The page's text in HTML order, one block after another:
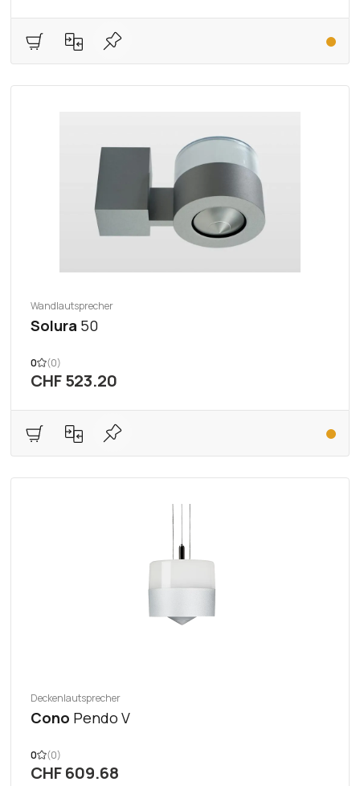
Wandlautsprecher
Solura 50
0 (0)
CHF 523.20
Deckenlautsprecher
Cono Pendo V
0 (0)
CHF 609.68